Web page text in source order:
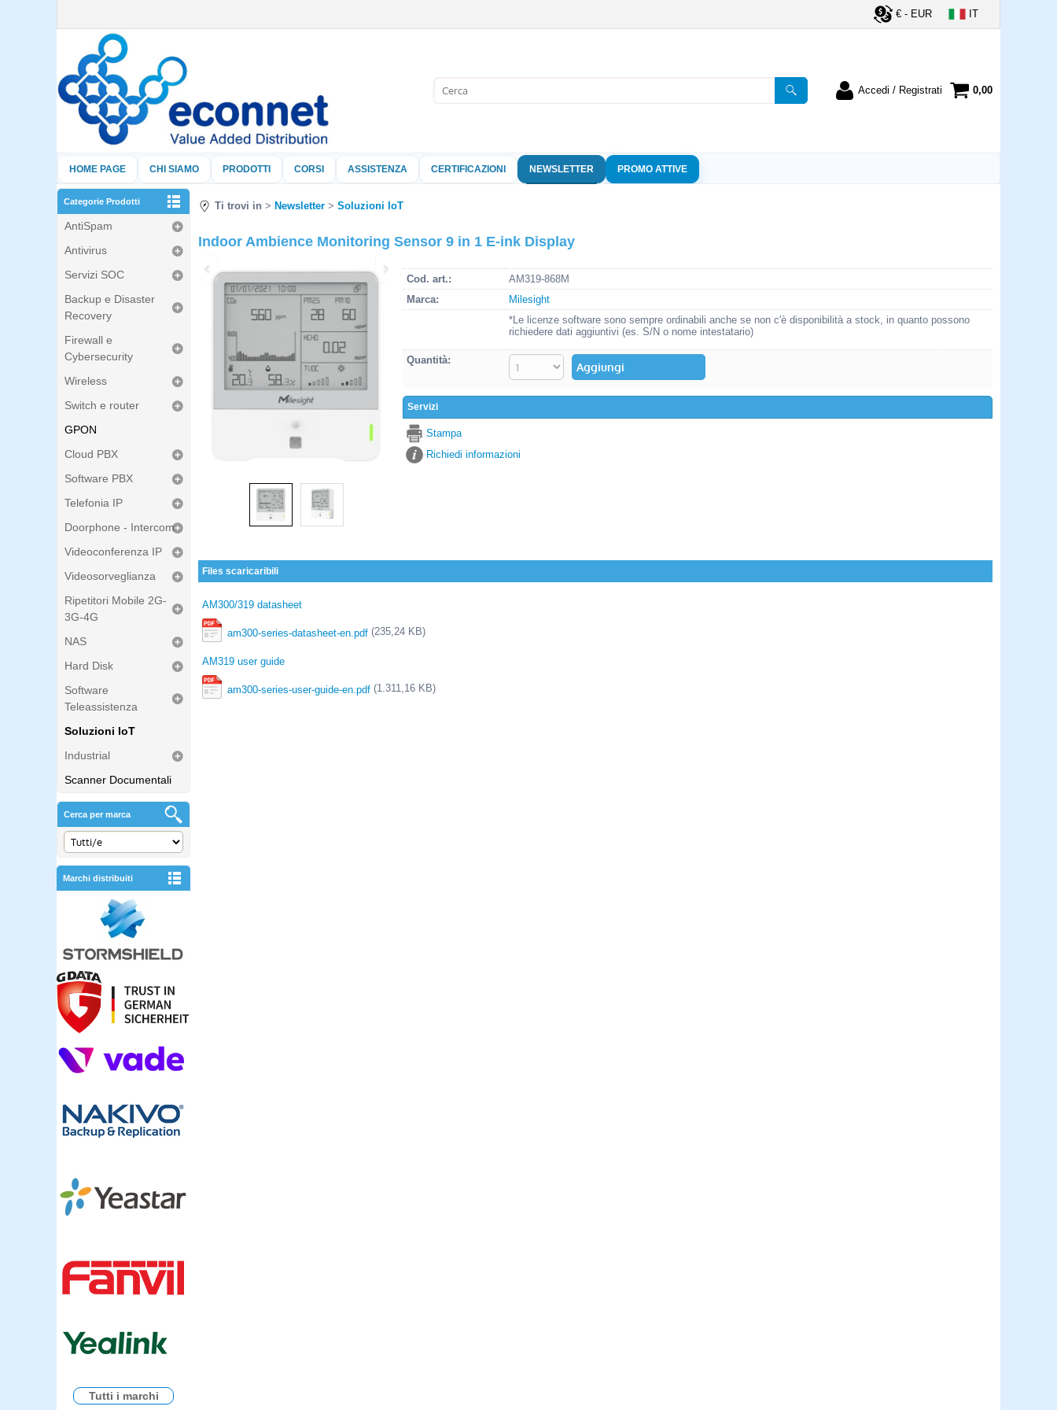
€ - EUR IT
Accedi / Registrati
nome utente e la password e poi
clicca sul pulsante "Accedi"
Hai perso la password?
0,00
HOME PAGE CHI SIAMO PRODOTTI CORSI ASSISTENZA CERTIFICAZIONI NEWSLETTER PROMO ATTIVE
Categorie Prodotti
AntiSpam
Antivirus
Servizi SOC
Backup e Disaster
Recovery
Firewall e
Cybersecurity
Wireless
Switch e router
GPON
Cloud PBX
Software PBX
Telefonia IP
Doorphone - Intercom
Videoconferenza IP
Videosorveglianza
Ripetitori Mobile 2G-
3G-4G
NAS
Hard Disk
Software
Teleassistenza
Soluzioni IoT
Industrial
Scanner Documentali
Cerca per marca
Marchi distribuiti
Tutti i marchi
Ti trovi in Newsletter Soluzioni IoT
Indoor Ambience Monitoring Sensor 9 in 1 E-ink Display
Cod. art.:
AM319-868M
Marca:
Milesight
*Le licenze software sono sempre ordinabili anche se non c'è disponibilità a stock, in quanto possono
richiedere dati aggiuntivi (es. S/N o nome intestatario)
Quantità:
Servizi
Stampa
Richiedi informazioni
Files scaricaribili
AM300/319 datasheet
am300-series-datasheet-en.pdf (235,24 KB)
AM319 user guide
am300-series-user-guide-en.pdf (1.311,16 KB)